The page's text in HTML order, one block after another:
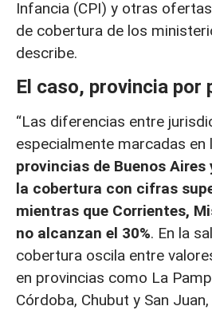
Infancia (CPI) y otras
de cobertura de los
describe.
El caso, provincia por
“Las diferencias entre
especialmente marcadas en
provincias de Buenos Aires
la cobertura con cifras
mientras que Corrientes,
no alcanzan el 30%. En la
cobertura oscila entre
en provincias como La
Córdoba, Chubut y San